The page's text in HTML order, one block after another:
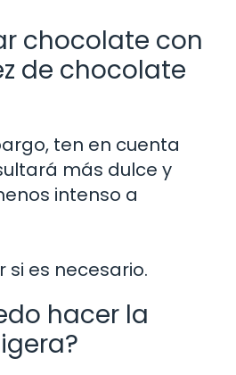
chocolate con
de chocolate
ten en cuenta
más dulce y
intenso a
si es necesario.
hacer la